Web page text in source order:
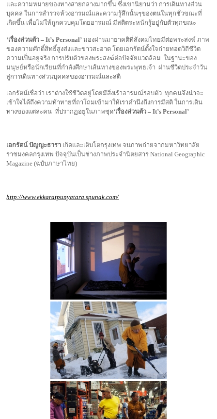
และความหมายของทางสายกลางมากขึ้น ซึ่งเขานิยามว่า การเดินทางส่วน
บุคคล ในการสำรวจห้วงอารมณ์และความรู้สึกนั้นๆของตนในทุกชั่วขณะที่
เกิดขึ้น เพื่อไม่ให้ถูกควบคุมโดยอารมณ์ มีสติตระหนักรู้อยู่กับตัวทุกขณะ
‘เรื่องส่วนตัว – It’s Personal’ มองผ่านมายาคติที่สังคมไทยมีต่อพระสงฆ์ ภาพ
ของความศักดิ์สิทธิ์สูงส่งและขาวสะอาด โดยเอกรัตน์ตั้งใจถ่ายทอดวิถีชีวิต
ความเป็นอยู่จริง การปรับตัวของพระสงฆ์ต่อปัจจัยแวดล้อม ในฐานะของ
มนุษย์หรือนักเรียนที่กำลังศึกษาเส้นทางของพระพุทธเจ้า ผ่านชีวิตประจำวัน
สู่การเดินทางส่วนบุคคลของอารมณ์และสติ
เอกรัตน์เชื่อว่า เราต่างใช้ชีวิตอยู่โดยมีสิ่งเร้าอารมณ์รอบตัว ทุกคนจึงน่าจะ
เข้าใจได้ถึงความท้าทายที่ถาโถมเข้ามาให้เราคำนึงถึงการมีสติ ในการเดิน
ทางของแต่ละคน ที่ปรากฏอยู่ในภาพชุด‘เรื่องส่วนตัว – It’s Personal’
เอกรัตน์ ปัญญะธารา เกิดและเติบโตกรุงเทพ จบภาพถ่ายจากมหาวิทยาลัย
ราชมงคลกรุงเทพ ปัจจุบันเป็นช่างภาพประจำนิตยสาร National Geographic
Magazine (ฉบับภาษาไทย)
http://www.ekkaratpunyatara.spunak.com/